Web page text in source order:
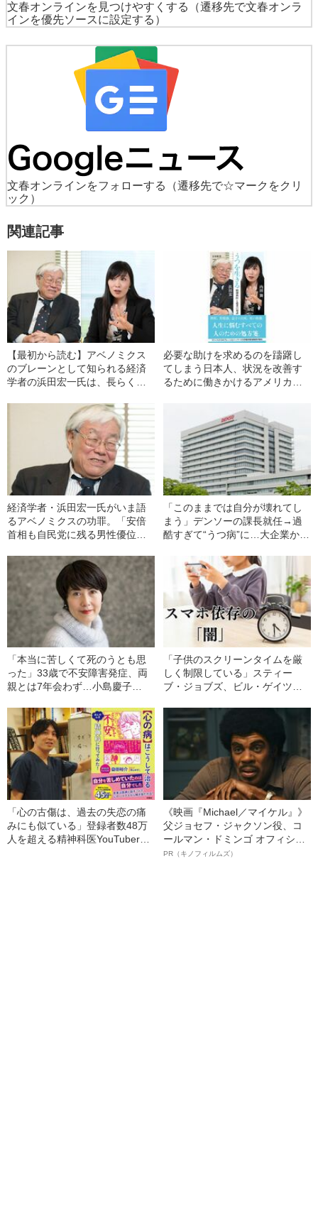
文春オンラインを見つけやすくする
（遷移先で文春オンラ
インを優先ソースに設定する）
文春オンラインをフォローする
（遷移先で☆マークをクリ
ック）
関連記事
【最初から読む】アベノミクス
のブレーンとして知られる経済
学者の浜田宏一氏は、長らく躁
いま心の病を語るのか？
必要な助けを求めるのを躊躇し
てしまう日本人、状況を改善す
るために働きかけるアメリカ人
経済学者・浜田宏一氏がいま語
るアベノミクスの功罪。「安倍
首相も自民党に残る男性優位の
た」
「このままでは自分が壊れてし
まう」デンソーの課長就任→過
酷すぎて“うつ病”に…大企業から
た“決定的理由”
「本当に苦しくて死のうとも思
った」33歳で不安障害発症、両
親とは7年会わず…小島慶子
の関係”
「子供のスクリーンタイムを厳
しく制限している」スティー
ブ・ジョブズ、ビル・ゲイツ…
ル機器使用を制限するワケ
「心の古傷は、過去の失恋の痛
みにも似ている」登録者数48万
人を超える精神科医YouTuberが
《映画『Michael／マイケル』》
父ジョセフ・ジャクソン役、コ
ールマン・ドミンゴ オフィシャ
ルインタビュー“観客を魅了した
PR（キノフィルムズ）